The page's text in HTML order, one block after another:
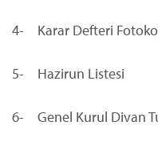
4-
Karar Defteri
5-
	Hazirun Listesi
6-
Genel Kurul Divan